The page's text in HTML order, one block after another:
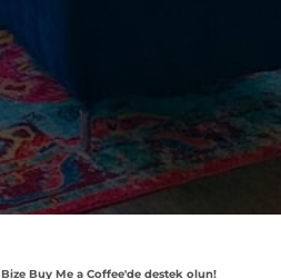
Bize Buy Me a Coffee'de destek olun!